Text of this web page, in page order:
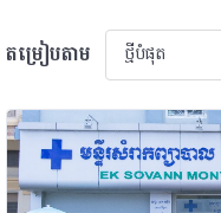
តម្រៀបតាម